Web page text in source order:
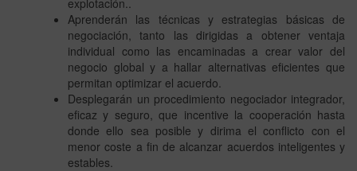
Aprenderán las técnicas y estrategias básicas de
negociación, tanto las dirigidas a obtener ventaja
individual como las encaminadas a crear valor del
negocio global y a hallar alternativas eficientes que
permitan optimizar el acuerdo.
Desplegarán un procedimiento negociador integrador,
eficaz y seguro, que incentive la cooperación hasta
donde ello sea posible y dirima el conflicto con el
menor coste a fin de alcanzar acuerdos inteligentes y
estables.